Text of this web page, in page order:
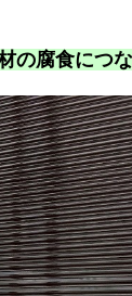
の腐食につな